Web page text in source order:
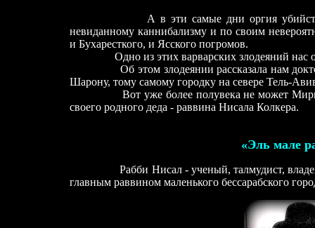
А в эти самые дни оргия
невиданному каннибализму и по своим
и Бухаресткого, и Ясского погромов.
Одно из этих варварских злодеяний нас
Об этом злодеянии рассказала нам
Шарону, тому самому городку на севере Тель-
Вот уже более полувека не может Мириам
своего родного деда -раввина Нисала Колкера.
«Эль мале
Рабби Нисал -ученый, талмудист,
главным раввином маленького бессарабского